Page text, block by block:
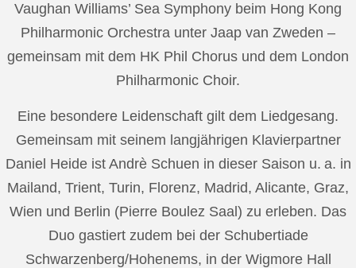
Vaughan Williams’ Sea Symphony beim Hong Kong
Philharmonic Orchestra unter Jaap van Zweden –
gemeinsam mit dem HK Phil Chorus und dem London
Philharmonic Choir.
Eine besondere Leidenschaft gilt dem Liedgesang.
Gemeinsam mit seinem langjährigen Klavierpartner
Daniel Heide ist Andrè Schuen in dieser Saison u. a. in
Mailand, Trient, Turin, Florenz, Madrid, Alicante, Graz,
Wien und Berlin (Pierre Boulez Saal) zu erleben. Das
Duo gastiert zudem bei der Schubertiade
Schwarzenberg/Hohenems, in der Wigmore Hall